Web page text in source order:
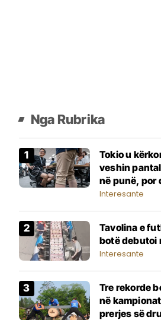
Nga Rubrika
Tokio u
veshin
në punë, por
është
Interesante
Tavolina e
botë debutoi
Interesante
Tre rekorde
në
prerjes së